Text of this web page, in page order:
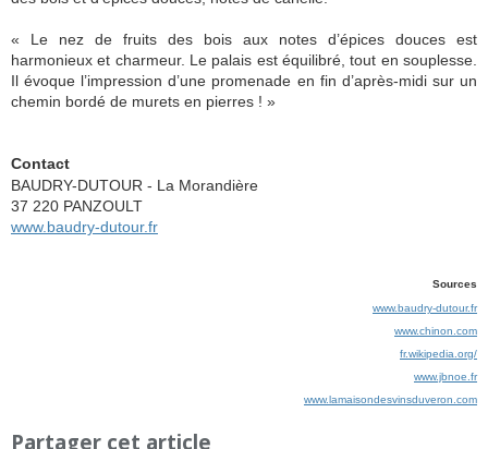
« Le nez de fruits des bois aux notes d’épices douces est
harmonieux et charmeur. Le palais est équilibré, tout en souplesse.
Il évoque l’impression d’une promenade en fin d’après-midi sur un
chemin bordé de murets en pierres ! »
Contact
BAUDRY-DUTOUR - La Morandière
37 220 PANZOULT
www.baudry-dutour.fr
Sources
www.baudry-dutour.fr
www.chinon.com
fr.wikipedia.org/
www.jbnoe.fr
www.lamaisondesvinsduveron.com
Partager cet article